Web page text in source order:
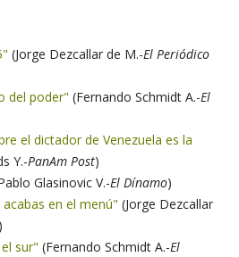
(Jorge Dezcallar de M.-El Periódico
del poder" (Fernando Schmidt A.-El
el dictador de Venezuela es la
Y.-PanAm Post)
Glasinovic V.-El Dínamo)
en el menú" (Jorge Dezcallar
)
sur" (Fernando Schmidt A.-El